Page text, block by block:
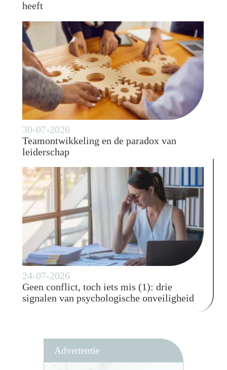
heeft
30-07-2026
Teamontwikkeling en de paradox van
leiderschap
24-07-2026
Geen conflict, toch iets mis (1): drie
signalen van psychologische onveiligheid
Advertentie